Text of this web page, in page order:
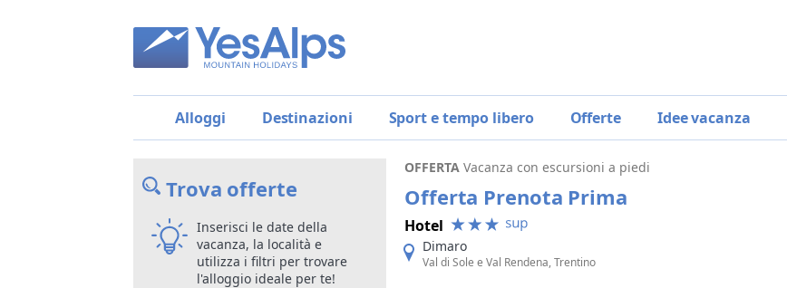
Alloggi Destinazioni Sport e tempo libero Offerte Idee vacanza
Trova offerte
Inserisci le date della
vacanza, la località e
utilizza i filtri per trovare
l'alloggio ideale per te!
OFFERTA Vacanza con escursioni a piedi
Offerta Prenota Prima
Hotel
Dimaro
Val di Sole e Val Rendena, Trentino